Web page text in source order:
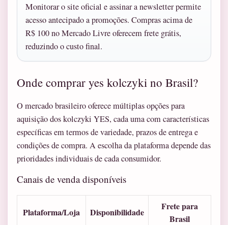
Monitorar o site oficial e assinar a newsletter permite
acesso antecipado a promoções. Compras acima de
R$ 100 no Mercado Livre oferecem frete grátis,
reduzindo o custo final.
Onde comprar yes kolczyki no Brasil?
O mercado brasileiro oferece múltiplas opções para
aquisição dos kolczyki YES, cada uma com características
específicas em termos de variedade, prazos de entrega e
condições de compra. A escolha da plataforma depende das
prioridades individuais de cada consumidor.
Canais de venda disponíveis
Plataforma/Loja Disponibilidade
Frete para
Brasil